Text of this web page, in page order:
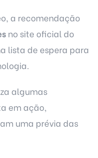
a recomendação
no site oficial do
lista de espera para
algumas
em ação,
uma prévia das